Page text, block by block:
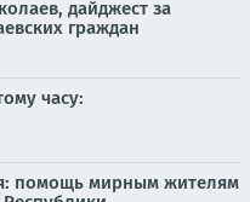
дайджест за
граждан
часу:
помощь мирным жителям